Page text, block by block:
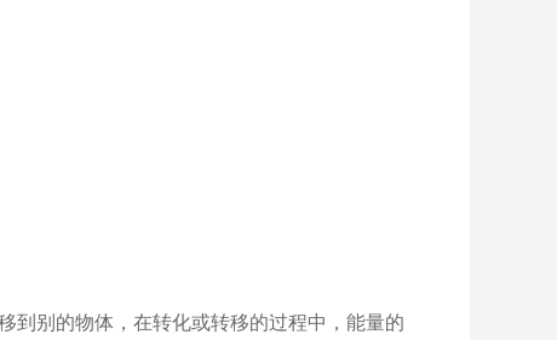
到别的物体，在转化或转移的过程中，能量的